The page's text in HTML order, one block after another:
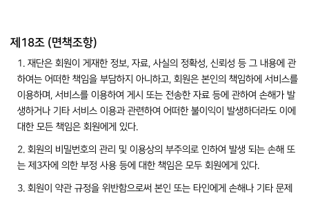
제18조 (면책조항)
1. 재단은 회원이 게재한 정보, 자료, 사실의 정확성, 신뢰성 등 그 내용에 관
하여는 어떠한 책임을 부담하지 아니하고, 회원은 본인의 책임하에 서비스를
이용하며, 서비스를 이용하여 게시 또는 전송한 자료 등에 관하여 손해가 발
생하거나 기타 서비스 이용과 관련하여 어떠한 불이익이 발생하더라도 이에
대한 모든 책임은 회원에게 있다.
2. 회원의 비밀번호의 관리 및 이용상의 부주의로 인하여 발생 되는 손해 또
는 제3자에 의한 부정 사용 등에 대한 책임은 모두 회원에게 있다.
3. 회원이 약관 규정을 위반함으로써 본인 또는 타인에게 손해나 기타 문제